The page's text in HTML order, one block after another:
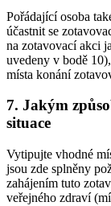
Pořádající osoba
účastnit se
na zotavovací akci
uvedeny v bodě
místa konání
7. Jakým
situace
Vytipujte vhodné
jsou zde splněny
zahájením tuto
veřejného zdraví